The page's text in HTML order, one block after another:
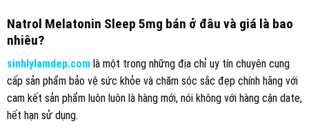
Natrol Melatonin Sleep 5mg bán ở đâu và giá là bao
nhiêu?
sinhlylamdep.com là một trong những địa chỉ uy tín chuyên cung
cấp sản phẩm bảo vệ sức khỏe và chăm sóc sắc đẹp chính hãng với
cam kết sản phẩm luôn luôn là hàng mới, nói không với hàng cận date,
hết hạn sử dụng.